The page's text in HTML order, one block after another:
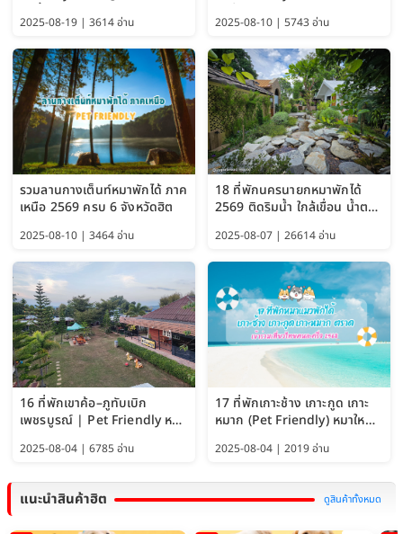
2025-08-19 | 3614 อ่าน 2025-08-10 | 5743 อ่าน
รวมลานกางเต็นท์หมาพักได้ ภาค
เหนือ 2569 ครบ 6 จังหวัดฮิต
2025-08-10 | 3464 อ่าน
18 ที่พักนครนายกหมาพักได้
2569 ติดริมน้ำ ใกล้เขื่อน น้ำตก
ได้
2025-08-07 | 26614 อ่าน
16 ที่พักเขาค้อ–ภูทับเบิก
เพชรบูรณ์ | Pet Friendly หมา
2025-08-04 | 6785 อ่าน
17 ที่พักเกาะช้าง เกาะกูด เกาะ
หมาก (Pet Friendly) หมาใหญ่
2025-08-04 | 2019 อ่าน
แนะนำสินค้าฮิต ดูสินค้าทั้งหมด